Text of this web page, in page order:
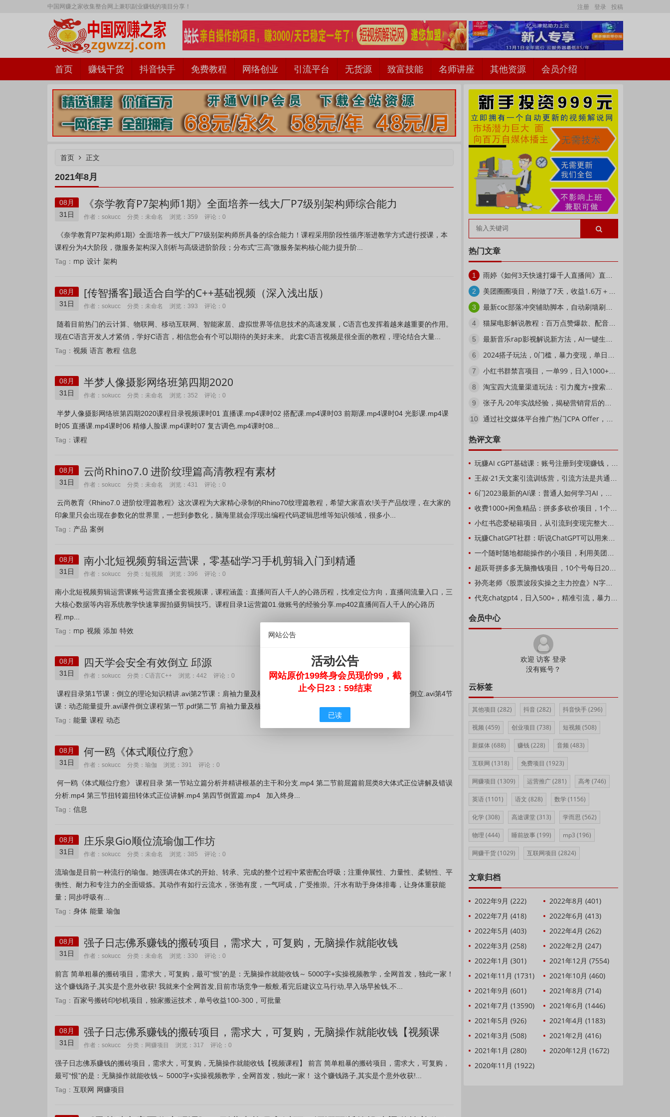
中国网赚之家收集整合网上兼职副业赚钱的项目分享！ 注册 登录 投稿
中国网赚之家
首页 赚钱干货 抖音快手 免费教程 网络创业 引流平台 无货源 致富技能 名师讲座 其他资源 会员介绍
首页 正文
2021年8月
08月
31日
《奈学教育P7架构师1期》全面培养一线大厂P7级别架构师综合能力
作者：sokucc 分类： 未命名 浏览：359 评论：0
《奈学教育P7架构师1期》全面培养一线大厂P7级别架构师所具备的综合能力！课程采用阶段性循序渐进教学方式进行授课，本
课程分为4大阶段，微服务架构深入剖析与高级进阶阶段；分布式"三高"微服务架构核心能力提升阶...
Tag： mp 设计 架构
08月
31日
[传智播客]最适合自学的C++基础视频（深入浅出版）
作者：sokucc 分类： 未命名 浏览：393 评论：0
随着目前热门的云计算、物联网、移动互联网、智能家居、虚拟世界等信息技术的高速发展，C语言也发挥着越来越重要的作用。
现在C语言开发人才紧俏，学好C语言，相信您会有个可以期待的美好未来。 此套C语言视频是很全面的教程，理论结合大量...
Tag： 视频 语言 教程 信息
08月
31日
半梦人像摄影网络班第四期2020
作者：sokucc 分类： 未命名 浏览：352 评论：0
半梦人像摄影网络班第四期2020课程目录视频课时01 直播课.mp4课时02 搭配课.mp4课时03 前期课.mp4课时04 光影课.mp4课
时05 直播课.mp4课时06 精修人脸课.mp4课时07 复古调色.mp4课时08...
Tag： 课程
08月
31日
云尚Rhino7.0 进阶纹理篇高清教程有素材
作者：sokucc 分类： 未命名 浏览：431 评论：0
云尚教育《Rhino7.0 进阶纹理篇教程》这次课程为大家精心录制的Rhino70纹理篇教程，希望大家喜欢!关于产品纹理，在大家的
印象里只会出现在参数化的世界里，一想到参数化，脑海里就会浮现出编程代码逻辑思维等知识领域，很多小...
Tag： 产品 案例
08月
31日
南小北短视频剪辑运营课，零基础学习手机剪辑入门到精通
作者：sokucc 分类： 短视频 浏览：396 评论：0
南小北短视频剪辑运营课账号运营直播全套视频课，课程涵盖：直播间百人千人的心路历程，找准定位方向，直播间流量入口，三
大核心数据等内容系统教学快速掌握拍摄剪辑技巧。课程目录1运营篇01.做账号的经验分享.mp402直播间百人千人的心路历
程.mp...
Tag： mp 视频 添加 特效
08月
31日
四天学会安全有效倒立 邱源
作者：sokucc 分类： C语言C++ 浏览：442 评论：0
课程目录第1节课：倒立的理论知识精讲.avi第2节课：肩袖力量及核心力量强化-倒立预备.avi第3节课：体式之王-头倒立.avi第4节
课：动态能量提升.avi课件倒立课程第一节.pdf第二节 肩袖力量及核心力量强化---倒立预备...
Tag： 能量 课程 动态
08月
31日
何一鸥《体式顺位疗愈》
作者：sokucc 分类： 瑜伽 浏览：391 评论：0
何一鸥《体式顺位疗愈》 课程目录 第一节站立篇分析并精讲根基的主干和分支.mp4 第二节前屈篇前屈类8大体式正位讲解及错误
分析.mp4 第三节扭转篇扭转体式正位讲解.mp4 第四节倒置篇.mp4 加入终身...
Tag： 信息
08月
31日
庄乐泉Gio顺位流瑜伽工作坊
作者：sokucc 分类： 未命名 浏览：385 评论：0
流瑜伽是目前一种流行的瑜伽。她强调在体式的开始、转承、完成的整个过程中紧密配合呼吸；注重伸展性、力量性、柔韧性、平
衡性、耐力和专注力的全面锻炼。其动作有如行云流水，张弛有度，一气呵成，广受推崇。汗水有助于身体排毒，让身体重获能
量；同步呼吸有...
Tag： 身体 能量 瑜伽
08月
31日
强子日志佛系赚钱的搬砖项目，需求大，可复购，无脑操作就能收钱
作者：sokucc 分类： 未命名 浏览：330 评论：0
前言 简单粗暴的搬砖项目，需求大，可复购，最可“恨”的是：无脑操作就能收钱～ 5000字+实操视频教学，全网首发，独此一家！
这个赚钱路子,其实是个意外收获! 我就来个全网首发,目前市场竞争一般般,看完后建议立马行动,早入场早捡钱,不...
Tag： 百家号搬砖印钞机项目，独家搬运技术，单号收益100-300，可批量
08月
31日
强子日志佛系赚钱的搬砖项目，需求大，可复购，无脑操作就能收钱【视频课
程】
作者：sokucc 分类： 网赚项目 浏览：317 评论：0
强子日志佛系赚钱的搬砖项目，需求大，可复购，无脑操作就能收钱【视频课程】 前言 简单粗暴的搬砖项目，需求大，可复购，
最可“恨”的是：无脑操作就能收钱～ 5000字+实操视频教学，全网首发，独此一家！ 这个赚钱路子,其实是个意外收获!...
Tag： 互联网 网赚项目
热门文章
1 雨婷《如何3天快速打爆千人直播间》直播冷启动
2 美团圈圈项目，刚做了7天，收益1.6万＋【揭秘】
3 最新coc部落冲突辅助脚本，自动刷墙刷资源捐兵布阵宝石【永久脚本+使用教程】
4 猫屎电影解说教程：百万点赞爆款、配音入门、1分钟出字幕PR剪辑、直播文案课等
5 最新音乐rap影视解说新方法，AI一键生成，五分钟一个视频，3天搞了1500【揭秘】
6 2024搭子玩法，0门槛，暴力变现，单日最高破四位数【揭秘】
7 小红书群禁言项目，一单99，日入1000+【揭秘】
8 淘宝四大流量渠道玩法：引力魔方+搜索流量提权+直通车+引爆手淘首页
9 张子凡·20年实战经验，揭秘营销背后的底层逻辑，突破思维局限，从根本上破解营销难题
10 通过社交媒体平台推广热门CPA Offer，日赚50美元–CPAGRIP的三种赚钱方法
热评文章
玩赚AI cGPT基础课：账号注册到变现赚钱，如何用cGPT打造被动收入
王叔·21天文案引流训练营，引流方法是共通的，适用于各行各业
6门2023最新的AI课：普通人如何学习AI，利用AI做PPT，绘画，写作等【音频+文档】
收费1000+闲鱼精品：拼多多砍价项目，1个号1天纯赚40+适合新手0门槛
小红书恋爱秘籍项目，从引流到变现完整大解析，看完立马就能实操【教程+资料】
玩赚ChatGPT社群：听说ChatGPT可以用来搞钱？从0到1保姆级教程
一个随时随地都能操作的小项目，利用美团拍客轻松日入50+【视频教程】
超跃哥拼多多无脑撸钱项目，10个号每日200-400元利润，可批量操作无限撸！
孙亮老师《股票波段实操之主力控盘》N字战法
代充chatgpt4，日入500+，精准引流，暴力变现【揭秘】
会员中心
欢迎 访客 登录
没有账号？
云标签
其他项目 (282) 抖音(282) 抖音快手(296)
视频 (459) 创业项目 (738) 短视频 (508)
新媒体 (688) 赚钱(228) 音频 (483)
互联网 (1318) 免费项目 (1923)
网赚项目 (1309) 运营推广(281) 高考(746)
英语(1101) 语文 (828) 数学(1156)
化学(308) 高途课堂(313) 学而思 (562)
物理 (444) 睡前故事(199) mp3 (196)
网赚干货(1029) 互联网项目 (2824)
文章归档
2022年9月 (222)
2022年8月 (401)
2022年7月 (418)
2022年6月 (413)
2022年5月 (403)
2022年4月 (262)
2022年3月 (258)
2022年2月 (247)
2022年1月 (301)
2021年12月 (7554)
2021年11月 (1731)
2021年10月 (460)
2021年9月 (601)
2021年8月 (714)
2021年7月 (13590)
2021年6月 (1446)
2021年5月 (926)
2021年4月 (1183)
2021年3月 (508)
2021年2月 (416)
2021年1月 (280)
2020年12月 (1672)
2020年11月 (1922)
网站公告
活动公告
网站原价199终身会员现价99，截
止今日23：59结束
已读